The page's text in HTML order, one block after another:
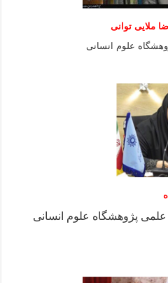
ملايى توانی
علوم انسانی
پژوهشگاه علوم انسانی